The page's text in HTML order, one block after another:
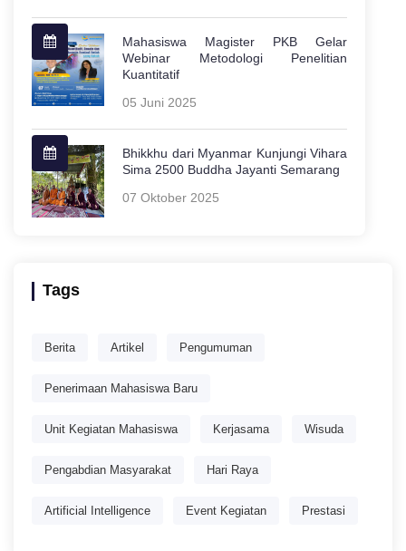
Mahasiswa Magister PKB Gelar
Webinar Metodologi Penelitian
Kuantitatif
05 Juni 2025
Bhikkhu dari Myanmar Kunjungi Vihara
Sima 2500 Buddha Jayanti Semarang
07 Oktober 2025
Tags
Berita Artikel Pengumuman
Penerimaan Mahasiswa Baru
Unit Kegiatan Mahasiswa Kerjasama Wisuda
Pengabdian Masyarakat Hari Raya
Artificial Intelligence Event Kegiatan Prestasi